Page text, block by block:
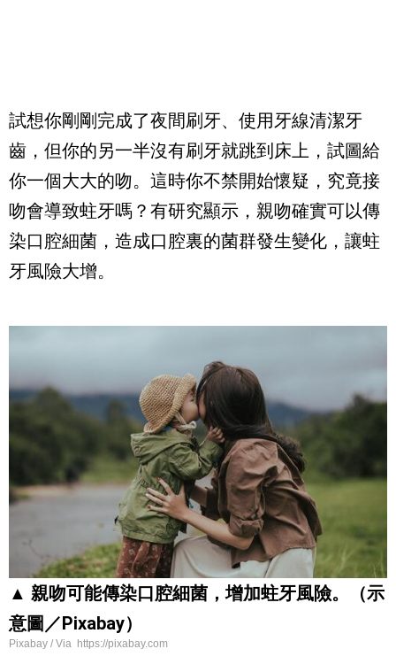
試想你剛剛完成了夜間刷牙、使用牙線清潔牙
齒，但你的另一半沒有刷牙就跳到床上，試圖給
你一個大大的吻。這時你不禁開始懷疑，究竟接
吻會導致蛀牙嗎？有研究顯示，親吻確實可以傳
染口腔細菌，造成口腔裏的菌群發生變化，讓蛀
牙風險大增。
▲ 親吻可能傳染口腔細菌，增加蛀牙風險。（示
意圖／Pixabay）
Pixabay / Via https://pixabay.com